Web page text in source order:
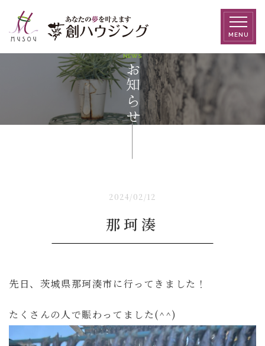
MENU
NEWS
お知らせ
2024/02/12
那珂湊
先日、茨城県那珂湊市に行ってきました！
たくさんの人で賑わってました(^^)